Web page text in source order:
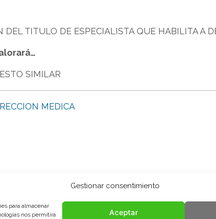
Gestionar consentimiento
para almacenar
nos permitirá
Aceptar
DEL TITULO DE ESPECIALISTA QUE HABILITA A
SIMILAR
MEDICA